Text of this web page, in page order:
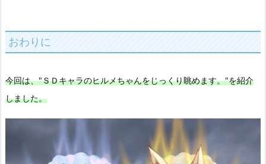
おわりに
今回は、"ＳＤキャラのヒルメちゃんをじっくり眺めます。"を紹介
しました。